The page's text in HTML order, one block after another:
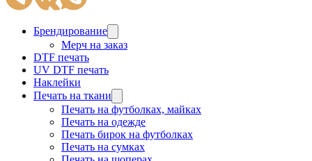
Брендирование
Мерч на заказ
DTF печать
UV DTF печать
Наклейки
Печать на ткани
Печать на футболках, майках
Печать на одежде
Печать бирок на футболках
Печать на сумках